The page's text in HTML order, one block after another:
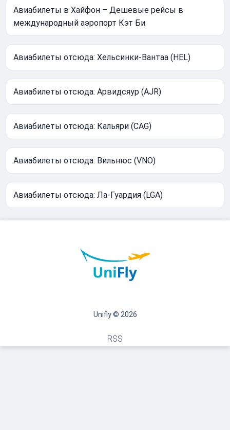
Авиабилеты в Хайфон – Дешевые рейсы в
международный аэропорт Кэт Би
Авиабилеты отсюда: Хельсинки-Вантаа (HEL)
Авиабилеты отсюда: Арвидсяур (AJR)
Авиабилеты отсюда: Кальяри (CAG)
Авиабилеты отсюда: Вильнюс (VNO)
Авиабилеты отсюда: Ла-Гуардия (LGA)
Unifly © 2026
RSS